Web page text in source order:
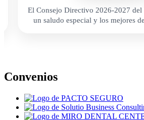
El Consejo Directivo 2026-2027 del
un saludo especial y los mejores
Convenios